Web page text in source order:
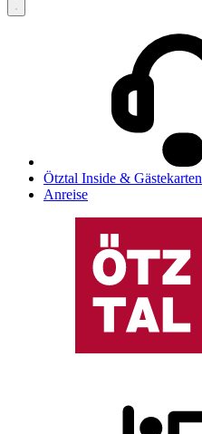
Ötztal Inside & Gästekarten
Anreise